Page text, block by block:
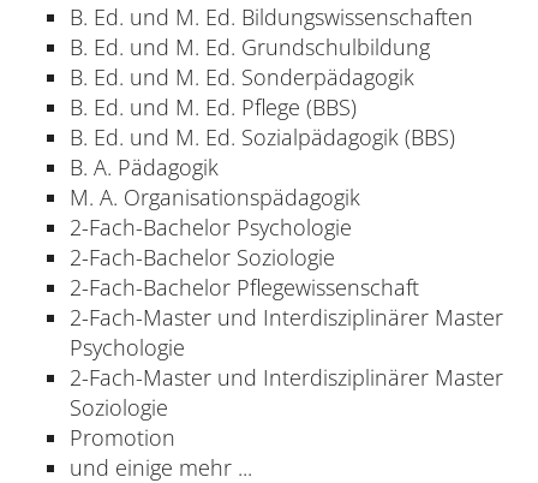
B. Ed. und M. Ed. Bildungswissenschaften
B. Ed. und M. Ed. Grundschulbildung
B. Ed. und M. Ed. Sonderpädagogik
B. Ed. und M. Ed. Pflege (BBS)
B. Ed. und M. Ed. Sozialpädagogik (BBS)
B. A. Pädagogik
M. A. Organisationspädagogik
2-Fach-Bachelor Psychologie
2-Fach-Bachelor Soziologie
2-Fach-Bachelor Pflegewissenschaft
2-Fach-Master und Interdisziplinärer Master
Psychologie
2-Fach-Master und Interdisziplinärer Master
Soziologie
Promotion
und einige mehr ...